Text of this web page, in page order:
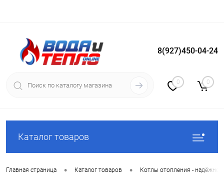
Вход Регистрация
8(927)450-04-24
0 0
Каталог товаров
Главная страница • Каталог товаров • Котлы отопления -